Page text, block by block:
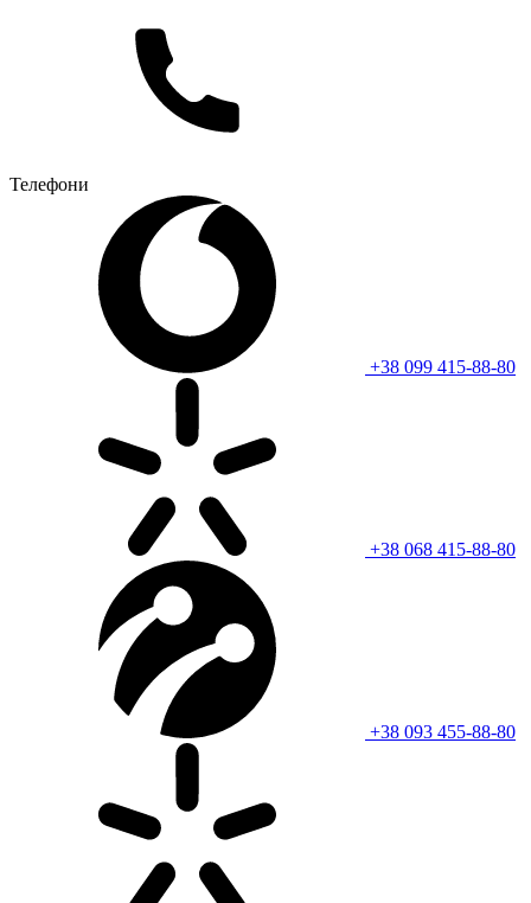
Телефони
+38 099 415-88-80
+38 068 415-88-80
+38 093 455-88-80